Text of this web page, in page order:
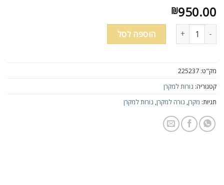
₪950.00
כמות של נורה למקרן OPTOMA HD803LV HD8000LV HD81-LV הוספה לסל
מק"ט: 225237
קטגוריה: נורות למקרן
תגיות: מקרן, נורה למקרן, נורות למקרן